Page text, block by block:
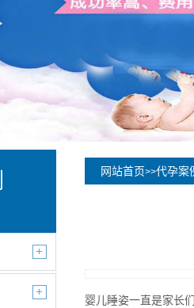
网站首页>>代孕案
婴儿睡姿一直是家长